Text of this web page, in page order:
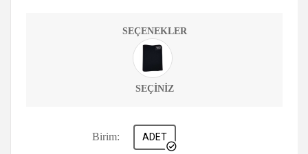
SEÇENEKLER
SEÇINIZ
Birim: ADET